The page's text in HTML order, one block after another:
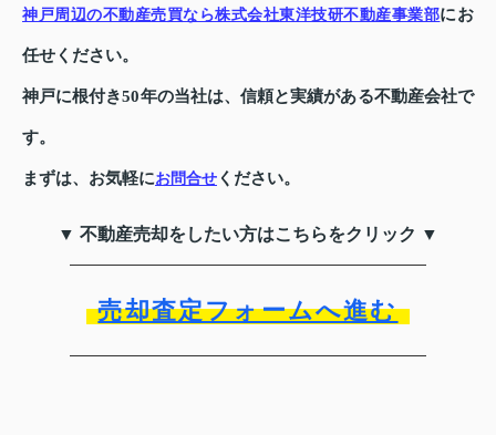
神戸周辺の不動産売買なら株式会社東洋技研不動産事業部にお
任せください。
神戸に根付き50年の当社は、信頼と実績がある不動産会社で
す。
まずは、お気軽にお問合せ ください。
▼ 不動産売却をしたい方はこちらをクリック ▼
売却査定フォームへ進む